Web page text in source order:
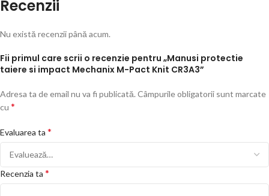
Recenzii
Nu există recenzii până acum.
Fii primul care scrii o recenzie pentru „Manusi protectie
taiere si impact Mechanix M-Pact Knit CR3A3”
Adresa ta de email nu va fi publicată. Câmpurile obligatorii sunt marcate
cu *
Evaluarea ta *
Recenzia ta *